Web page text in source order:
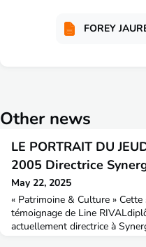
FOREY
Other news
LE PORTRAIT DU
2005 Directrice
May 22, 2025
« Patrimoine & Culture »
témoignage de Line
actuellement directrice à
& Territoires : Bonjour Line,